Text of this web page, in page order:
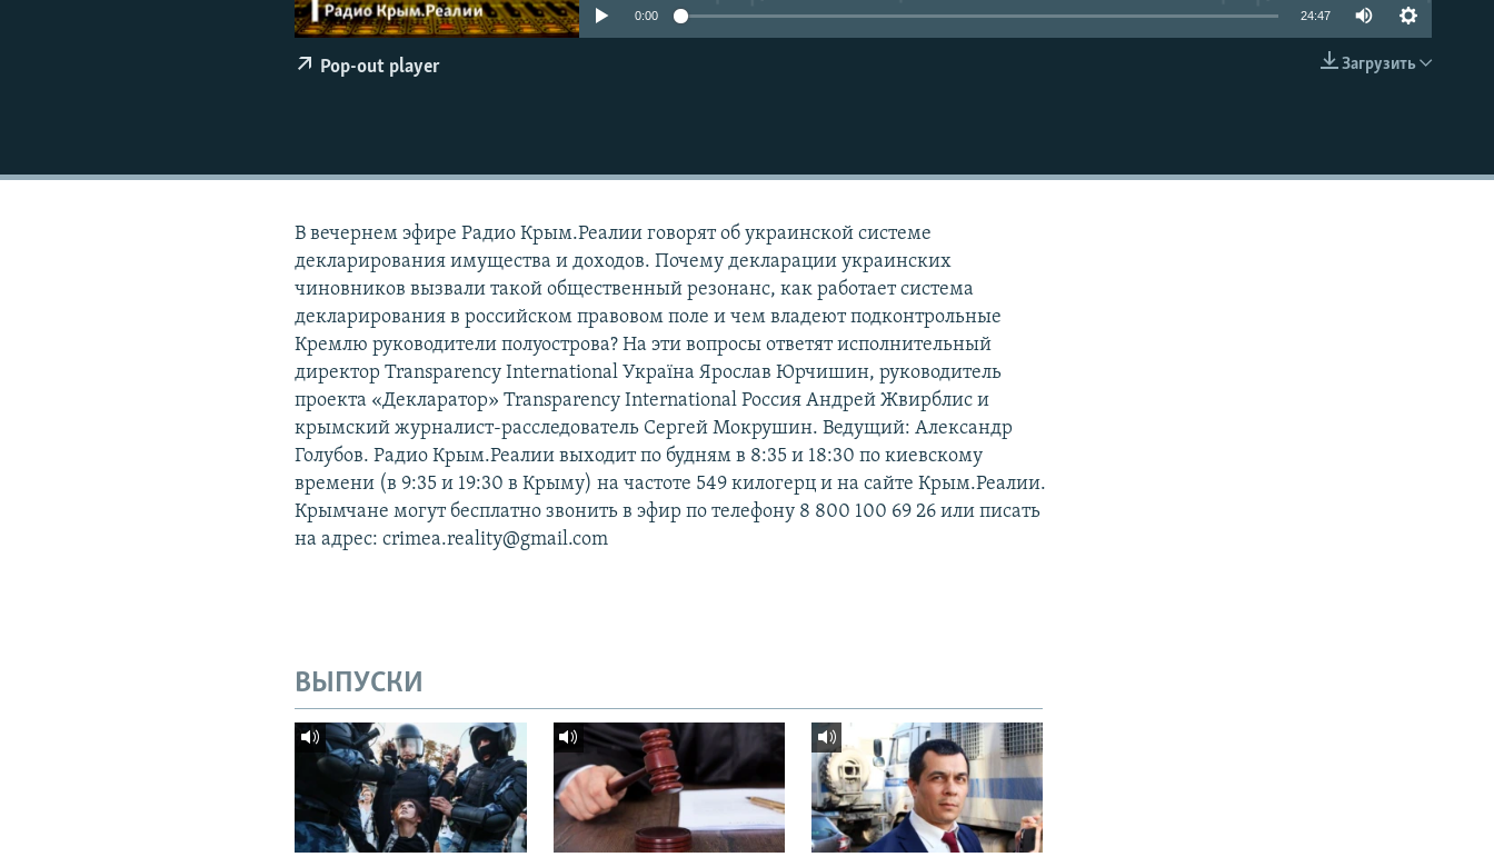
EMBED
0:00 24:47
Загрузить
Pop-out player
В вечернем эфире Радио Крым.Реалии говорят об украинской системе
декларирования имущества и доходов. Почему декларации украинских
чиновников вызвали такой общественный резонанс, как работает система
декларирования в российском правовом поле и чем владеют подконтрольные
Кремлю руководители полуострова? На эти вопросы ответят исполнительный
директор Transparency International Україна Ярослав Юрчишин, руководитель
проекта «Декларатор» Transparency International Россия Андрей Жвирблис и
крымский журналист-расследователь Сергей Мокрушин. Ведущий: Александр
Голубов. Радио Крым.Реалии выходит по будням в 8:35 и 18:30 по киевскому
времени (в 9:35 и 19:30 в Крыму) на частоте 549 килогерц и на сайте Крым.Реалии.
Крымчане могут бесплатно звонить в эфир по телефону 8 800 100 69 26 или писать
на адрес: crimea.reality@gmail.com
ВЫПУСКИ